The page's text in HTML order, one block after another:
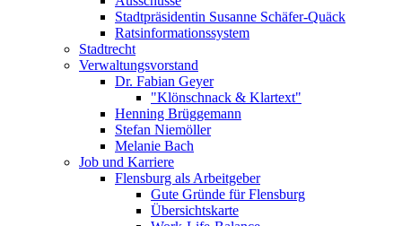
Stadtpräsidentin Susanne Schäfer-Quäck
Ratsinformationssystem
Stadtrecht
Verwaltungsvorstand
Dr. Fabian Geyer
"Klönschnack & Klartext"
Henning Brüggemann
Stefan Niemöller
Melanie Bach
Job und Karriere
Flensburg als Arbeitgeber
Gute Gründe für Flensburg
Übersichtskarte